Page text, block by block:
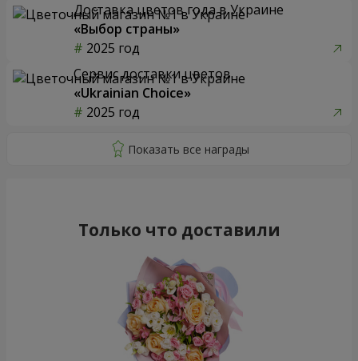
Доставка цветов года в Украине
«Выбор страны»
2025 год
Сервис доставки цветов
«Ukrainian Choice»
2025 год
Только что доставили